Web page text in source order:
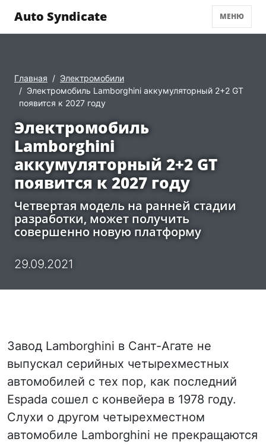
Auto Syndicate МЕНЮ
Главная
Электромобили
Электромобиль Lamborghini аккумуляторный 2+2 GT
появится к 2027 году
Электромобиль
Lamborghini
аккумуляторный 2+2 GT
появится к 2027 году
Четвертая модель на ранней стадии
разработки, может получить
совершенно новую платформу
29.09.2021
Завод Lamborghini в Сант-Агате не
выпускал серийных четырехместных
автомобилей с тех пор, как последний
Espada сошел с конвейера в 1978 году.
Слухи о другом четырехместном
автомобиле Lamborghini не прекращаются